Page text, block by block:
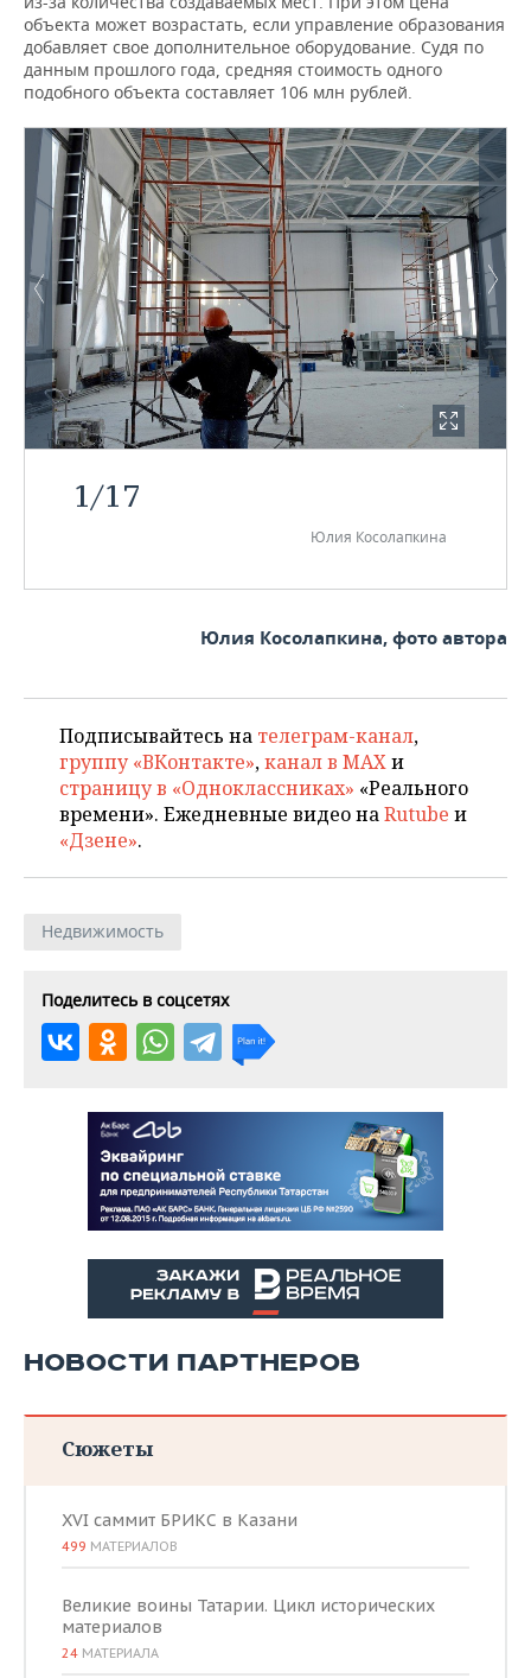
объекта может возрастать, если управление образования
добавляет свое дополнительное оборудование. Судя по
данным прошлого года, средняя стоимость одного
подобного объекта составляет 106 млн рублей.
1/17
Юлия Косолапкина
Юлия Косолапкина, фото автора
Подписывайтесь на телеграм-канал,
группу «ВКонтакте»,канал в MAXи
страницу в «Одноклассниках» «Реального
времени». Ежедневные видео наRutube и
«Дзене».
Недвижимость
Поделитесь в соцсетях
НОВОСТИ ПАРТНЕРОВ
Сюжеты
XVI саммит БРИКС в Казани
499 МАТЕРИАЛОВ
Великие воины Татарии. Цикл исторических
материалов
24 МАТЕРИАЛА